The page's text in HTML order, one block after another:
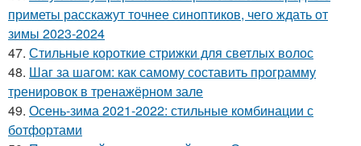
приметы расскажут точнее синоптиков, чего ждать от
зимы 2023-2024
47. Стильные короткие стрижки для светлых волос
48. Шаг за шагом: как самому составить программу
тренировок в тренажёрном зале
49. Осень-зима 2021-2022: стильные комбинации с
ботфортами